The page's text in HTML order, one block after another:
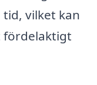
vilket kan
fördelaktigt